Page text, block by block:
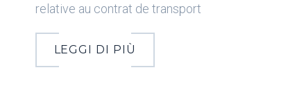
relative au contrat de transport
LEGGI DI PIÙ